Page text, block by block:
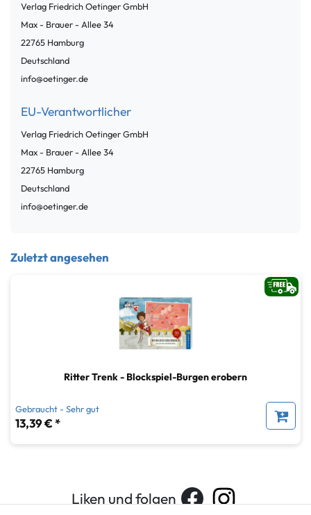
Verlag Friedrich Oetinger GmbH
Max - Brauer - Allee34
22765 Hamburg
Deutschland
info@oetinger.de
EU-Verantwortlicher
Verlag Friedrich Oetinger GmbH
Max - Brauer - Allee34
22765 Hamburg
Deutschland
info@oetinger.de
Zuletzt angesehen
Ritter Trenk - Blockspiel-Burgen erobern
Gebraucht - Sehr gut
13,39 € *
Liken und folgen